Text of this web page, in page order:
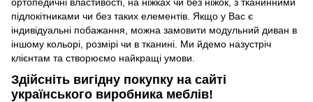
підлокітниками чи без таких елементів. Якщо у Вас є
індивідуальні побажання, можна замовити модульний диван в
іншому кольорі, розмірі чи в тканині. Ми йдемо назустріч
клієнтам та створюємо найкращі умови.
Здійсніть вигідну покупку на сайті
українського виробника меблів!